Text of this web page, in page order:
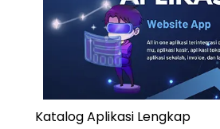
Katalog Aplikasi Lengkap